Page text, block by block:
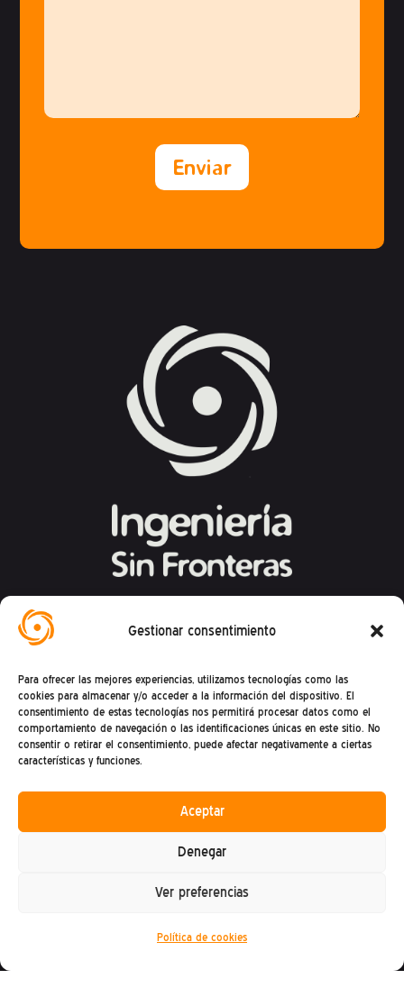
Gestionar consentimiento
Para ofrecer las mejores experiencias, utilizamos tecnologías como las
cookies para almacenar y/o acceder a la información del dispositivo. El
consentimiento de estas tecnologías nos permitirá procesar datos como el
comportamiento de navegación o las identificaciones únicas en este sitio. No
consentir o retirar el consentimiento, puede afectar negativamente a ciertas
características y funciones.
Aceptar
Denegar
Ver preferencias
Política de cookies
Federación Española de Ingeniería Sin
Calle Mandoni, 4 – 08004 Barcelona
CIF: G81469868
Teléfono (+34) : 93 302 27 53